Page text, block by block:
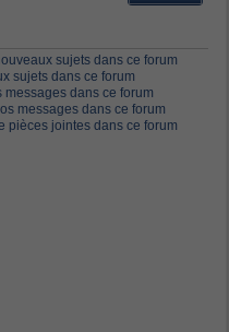
sujets dans ce forum
sujets dans ce forum
messages dans ce forum
messages dans ce forum
pièces jointes dans ce forum